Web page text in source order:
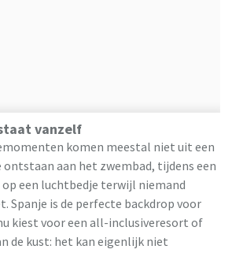
vanzelf
komen meestal niet uit een
aan het zwembad, tijdens een
een luchtbedje terwijl niemand
Spanje is de perfecte backdrop voor
kiest voor een all-inclusiveresort of
de kust: het kan eigenlijk niet